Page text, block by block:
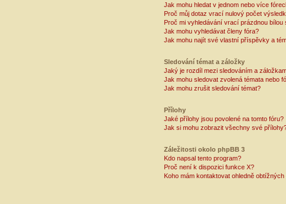
Jak mohu hledat v jednom nebo více
Proč můj dotaz vrací nulový počet
Proč mi vyhledávání vrací prázdnou bílou
Jak mohu vyhledávat členy fóra?
Jak mohu najít své vlastní příspěvky a
Sledování témat a záložky
Jaký je rozdíl mezi sledováním a
Jak mohu sledovat zvolená témata nebo
Jak mohu zrušit sledování témat?
Přílohy
Jaké přílohy jsou povolené na tomto fóru?
Jak si mohu zobrazit všechny své
Záležitosti okolo phpBB 3
Kdo napsal tento program?
Proč není k dispozici funkce X?
Koho mám kontaktovat ohledně